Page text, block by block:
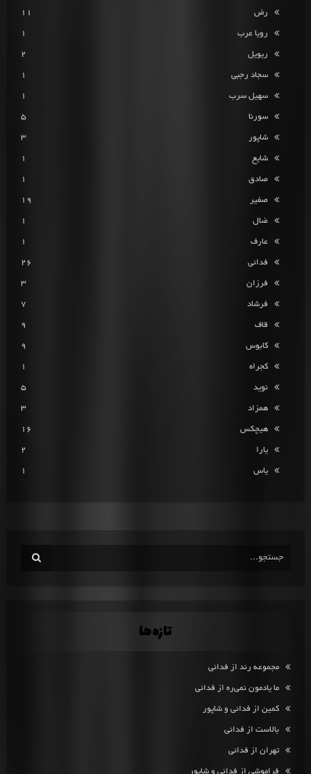
رض 11
رویا عرب 1
ریویل 2
سجاد رجبی 1
سهیل سرب 1
سورنا 5
شاپور 3
شایع 1
صادق 1
صفیر 19
ضال 1
عارف 1
فدائی 26
فرزان 3
فرشاد 7
قاف 9
کابوس 9
کجراه 1
نوید 5
همزاد 3
هیچکس 16
یارا 2
یاس 1
تازه‌ها
مجموعه رند از فدائی
ما یادمون نمی‌ره از فدائی
کمین از فدائی و شاپور
بالاست از فدائی
تهران از فدائی
فراموشی از فدائی و شاپور